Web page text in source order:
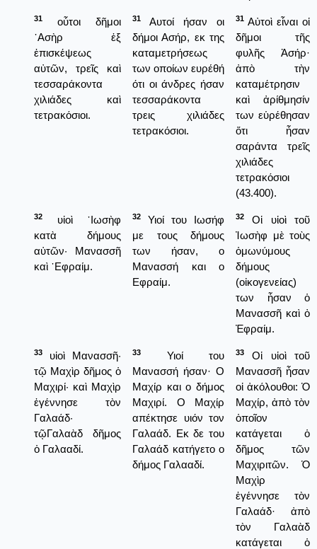
31
οὗτοι δῆμοι
᾿Ασὴρ ἐξ
ἐπισκέψεως
αὐτῶν, τρεῖς καὶ
τεσσαράκοντα
χιλιάδες καὶ
τετρακόσιοι.
31
Αυτοί ήσαν οι
δήμοι Ασήρ, εκ της
καταμετρήσεως
των οποίων ευρέθή
ότι οι άνδρες ήσαν
τεσσαράκοντα
τρεις χιλιάδες
τετρακόσιοι.
31 Αὐτοὶ εἶναι οἱ
δῆμοι τῆς
φυλῆς Ἀσήρ·
ἀπὸ τὴν
καταμέτρησιν
καὶ ἀρίθμησίν
των εὑρέθησαν
ὅτι ἦσαν
σαράντα τρεῖς
χιλιάδες
τετρακόσιοι
(43.400).
32
υἱοὶ ᾿Ιωσὴφ
κατὰ δήμους
αὐτῶν· Μανασσῆ
καὶ ᾿Εφραίμ.
32
Υιοί του Ιωσήφ
με τους δήμους
των ήσαν, ο
Μανασσή και ο
Εφραίμ.
32
Οἱ υἱοὶ τοῦ
Ἰωσὴφ μὲ τοὺς
ὁμωνύμους
δήμους
(οἰκογενείας)
των ἦσαν ὁ
Μανασσῆ καὶ ὀ
Ἐφραίμ.
33
υἱοὶ Μανασσῆ·
τῷ Μαχὶρ δῆμος ὁ
Μαχιρί· καὶ Μαχὶρ
ἐγέννησε τὸν
Γαλαάδ·
τῷΓαλαὰδ δῆμος
ὁ Γαλααδί.
33
Υιοί του
Μανασσή ήσαν· Ο
Μαχίρ και ο δήμος
Μαχιρί. Ο Μαχίρ
απέκτησε υιόν τον
Γαλαάδ. Εκ δε του
Γαλαάδ κατήγετο ο
δήμος Γαλααδί.
33
Οἱ υἱοὶ τοῦ
Μανασσῆ ἦσαν
οἱ ἀκόλουθοι: Ὁ
Μαχίρ, ἀπὸ τὸν
ὁποῖον
κατάγεται ὁ
δῆμος τῶν
Μαχιριτῶν. Ὁ
Μαχὶρ
ἐγέννησε τὸν
Γαλαάδ· ἀπὸ
τὸν Γαλαὰδ
κατάγεται ὁ